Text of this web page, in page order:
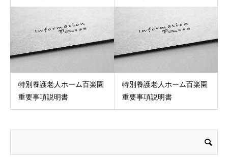
特別養護老人ホーム百楽園
重要事項説明書
特別養護老人ホーム百楽園
重要事項説明書